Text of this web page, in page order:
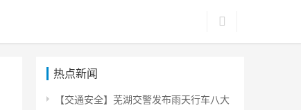
热点新闻
【交通安全】芜湖交警发布雨天行车八大